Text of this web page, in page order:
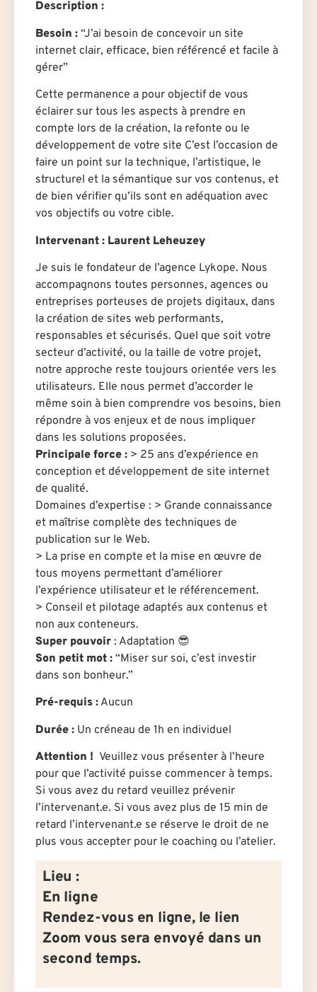
Description :
Besoin : “J’ai besoin de concevoir un site
internet clair, efficace, bien référencé et facile à
gérer”
Cette permanence a pour objectif de vous
éclairer sur tous les aspects à prendre en
compte lors de la création, la refonte ou le
développement de votre site C’est l’occasion de
faire un point sur la technique, l’artistique, le
structurel et la sémantique sur vos contenus, et
de bien vérifier qu’ils sont en adéquation avec
vos objectifs ou votre cible.
Intervenant : Laurent Leheuzey
Je suis le fondateur de l’agence Lykope. Nous
accompagnons toutes personnes, agences ou
entreprises porteuses de projets digitaux, dans
la création de sites web performants,
responsables et sécurisés. Quel que soit votre
secteur d’activité, ou la taille de votre projet,
notre approche reste toujours orientée vers les
utilisateurs. Elle nous permet d’accorder le
même soin à bien comprendre vos besoins, bien
répondre à vos enjeux et de nous impliquer
dans les solutions proposées.
Principale force : > 25 ans d’expérience en
conception et développement de site internet
de qualité.
Domaines d’expertise : > Grande connaissance
et maîtrise complète des techniques de
publication sur le Web.
> La prise en compte et la mise en œuvre de
tous moyens permettant d’améliorer
l’expérience utilisateur et le référencement.
> Conseil et pilotage adaptés aux contenus et
non aux conteneurs.
Super pouvoir : Adaptation 😎
Son petit mot : “Miser sur soi, c’est investir
dans son bonheur.”
Pré-requis : Aucun
Durée : Un créneau de 1h en individuel
Attention ! Veuillez vous présenter à l’heure
pour que l’activité puisse commencer à temps.
Si vous avez du retard veuillez prévenir
l’intervenant.e. Si vous avez plus de 15 min de
retard l’intervenant.e se réserve le droit de ne
plus vous accepter pour le coaching ou l’atelier.
Lieu :
En ligne
Rendez-vous en ligne, le lien
Zoom vous sera envoyé dans un
second temps.